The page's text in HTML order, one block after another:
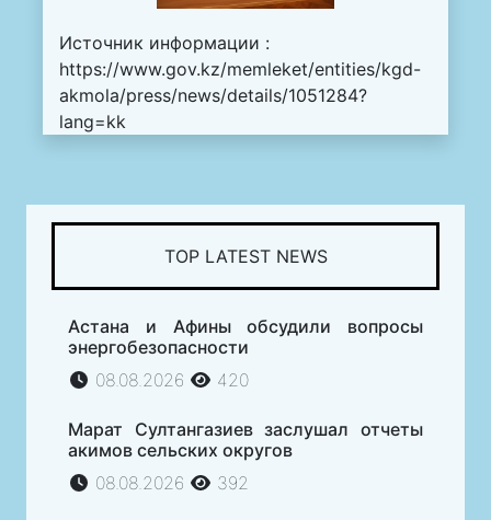
Источник информации :
https://www.gov.kz/memleket/entities/kgd-
akmola/press/news/details/1051284?
lang=kk
TOP LATEST NEWS
Астана и Афины обсудили вопросы
энергобезопасности
08.08.2026
420
Марат Султангазиев заслушал отчеты
акимов сельских округов
08.08.2026
392